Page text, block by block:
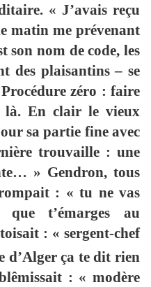
« J’avais reçu
matin me prévenant
son nom de code, les
des plaisantins – se
zéro : faire
là. En clair le vieux
sa partie fine avec
trouvaille : une
» Gendron, tous
: « tu ne vas
t’émarges au
: « sergent-chef
d’Alger ça te dit rien
: « modère